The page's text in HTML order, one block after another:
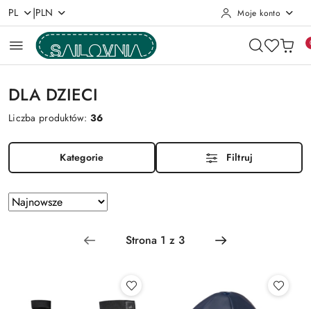
Przejdź do treści głównej
Przejdź do wyszukiwarki
Przejdź do moje konto
Przejdź do menu głównego
Przejdź do stopki
PL |PLN Moje konto
DLA DZIECI
Liczba produktów:36
Kategorie Filtruj
Zastosowano
sortowanie:
Sortuj
według